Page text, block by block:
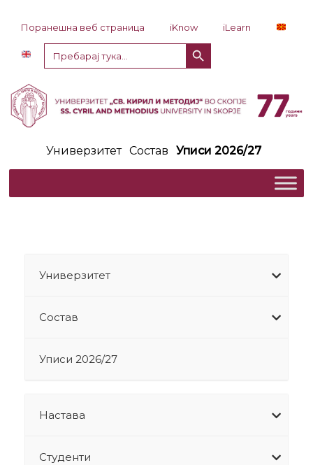
Поранешна веб страница iKnow
iLearn
Пребарај
за:
Копче за пребарување
Универзитет Состав Уписи 2026/27
Универзитет
Состав
Уписи 2026/27
Настава
Студенти